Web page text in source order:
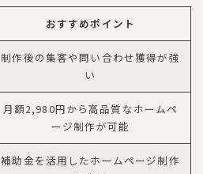
おすすめポイント
制作後の集客や問い合わせ獲得が強
い
月額2,980円から高品質なホームペ
ージ制作が可能
補助金を活用したホームページ制作